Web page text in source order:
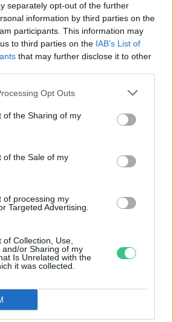
separately opt-out of the further
information by third parties on the
participants. This information may
to third parties on the IAB’s List of
that may further disclose it to other
Opt Outs
of the Sharing of my
of the Sale of my
of processing my
Targeted Advertising.
Collection, Use,
and/or Sharing of my
Is Unrelated with the
it was collected.
is ismerték, a népi gyógyászatban
a közönséget a 160 éves
Állatkert
magad őszibarack: itt vannak
lelőhelyek!